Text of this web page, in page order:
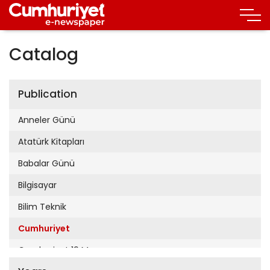
Catalog
Publication
Anneler Günü
Atatürk Kitapları
Babalar Günü
Bilgisayar
Bilim Teknik
Cumhuriyet
Cumhuriyet 19 Mayıs